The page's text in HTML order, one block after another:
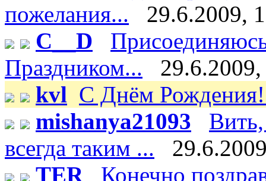
пожелания...
29.6.2009,
C__D
Праздником...
kvl С Днём
mishanya21093
всегда таким ...
TER
Конечно